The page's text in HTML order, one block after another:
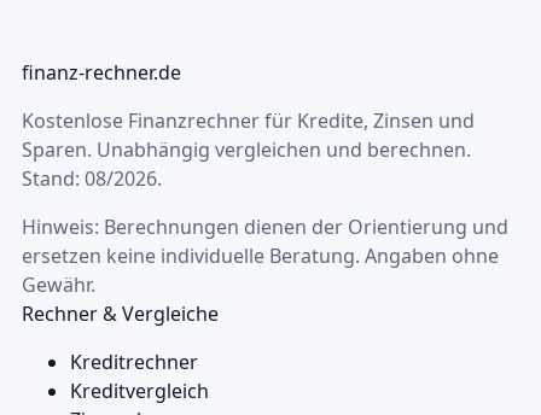
finanz-rechner.de
Kostenlose Finanzrechner für Kredite, Zinsen und
Sparen. Unabhängig vergleichen und berechnen.
Stand: 08/2026.
Hinweis: Berechnungen dienen der Orientierung und
ersetzen keine individuelle Beratung. Angaben ohne
Gewähr.
Rechner & Vergleiche
Kreditrechner
Kreditvergleich